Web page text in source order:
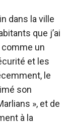
dans la ville
que j’ai
un
et les
le
son
», et de
à la